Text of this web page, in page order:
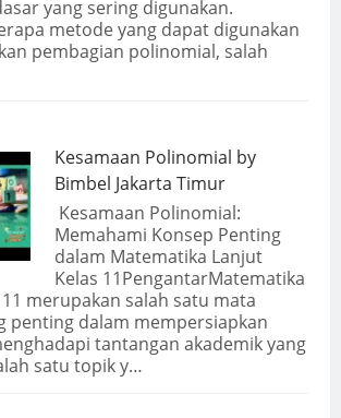
yang sering digunakan.
metode yang dapat digunakan
pembagian polinomial, salah
Kesamaan Polinomial by
Bimbel Jakarta Timur
Kesamaan Polinomial:
Memahami Konsep Penting
dalam Matematika Lanjut
Kelas 11PengantarMatematika
merupakan salah satu mata
penting dalam mempersiapkan
tantangan akademik yang
satu topik y…